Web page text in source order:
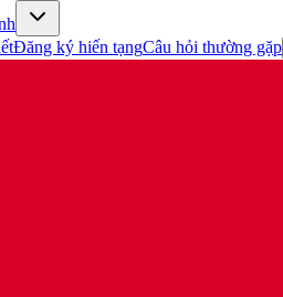
Đăng ký hiến tạngCâu hỏi thường gặp